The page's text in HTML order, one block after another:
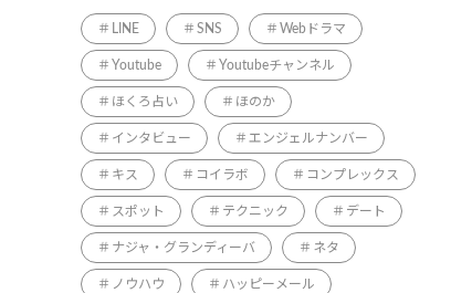
LINE SNS Webドラマ
Youtube Youtubeチャンネル
ほくろ占い ほのか
インタビュー エンジェルナンバー
キス コイラボ コンプレックス
スポット テクニック デート
ナジャ・グランディーバ ネタ
ノウハウ ハッピーメール